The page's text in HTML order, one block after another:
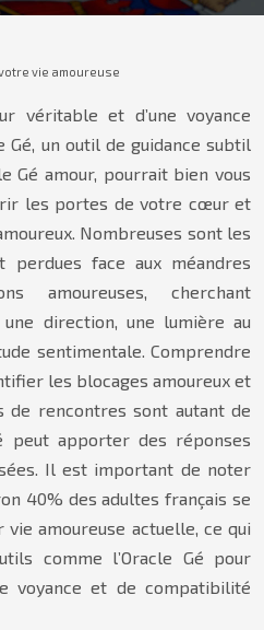
vie amoureuse
véritable et d’une voyance
Gé, un outil de guidance subtil
Gé amour, pourrait bien vous
les portes de votre cœur et
Nombreuses sont les
perdues face aux méandres
amoureuses, cherchant
direction, une lumière au
sentimentale. Comprendre
les blocages amoureux et
rencontres sont autant de
peut apporter des réponses
Il est important de noter
40% des adultes français se
amoureuse actuelle, ce qui
comme l’Oracle Gé pour
voyance et de compatibilité